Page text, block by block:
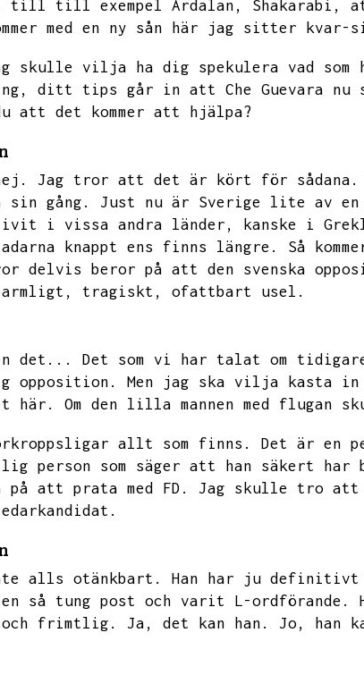
till till exempel Ardalan,
Shakarabi,
med en ny sån här jag sitter kvar-
skulle vilja ha dig spekulera vad som
ditt tips går in att Che Guevara nu
att det kommer att hjälpa?
Jag tror att det är kört för sådana.
sin gång.
Just nu är Sverige lite av
i vissa andra länder,
kanske i
knappt ens finns längre.
Så
delvis beror på att den svenska
tragiskt, ofattbart usel.
det... Det som vi har talat om
opposition.
Men jag ska vilja kasta
här.
Om den lilla mannen med flugan
allt som finns. Det är en
person som säger att han säkert
på att prata med FD.
Jag skulle tro att
alls otänkbart. Han har ju
så tung post och varit L-ordförande.
frimtlig.
Ja, det kan han. Jo, han